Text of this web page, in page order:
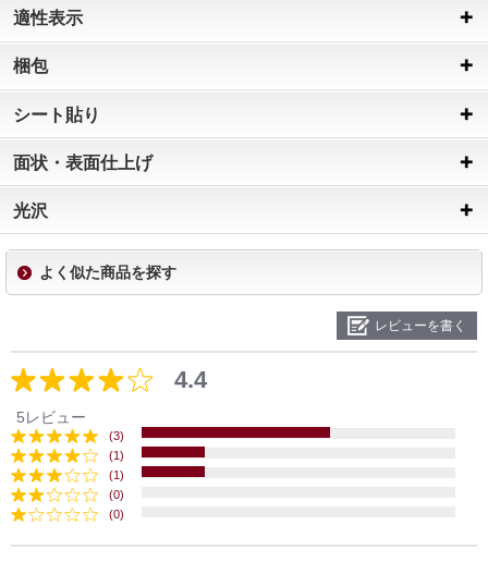
適性表示
梱包
シート貼り
面状・表面仕上げ
光沢
よく似た商品を探す
レビューを書く
4.4
5レビュー
(3)
(1)
(1)
(0)
(0)